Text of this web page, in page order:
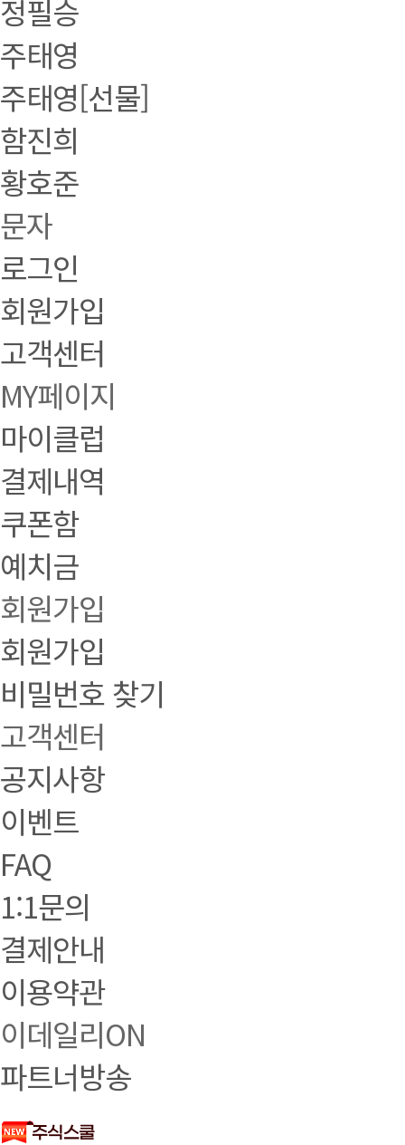
정필승
주태영
주태영[선물]
함진희
황호준
문자
로그인
회원가입
고객센터
MY페이지
마이클럽
결제내역
쿠폰함
예치금
회원가입
회원가입
비밀번호 찾기
고객센터
공지사항
이벤트
FAQ
1:1문의
결제안내
이용약관
이데일리ON
파트너방송